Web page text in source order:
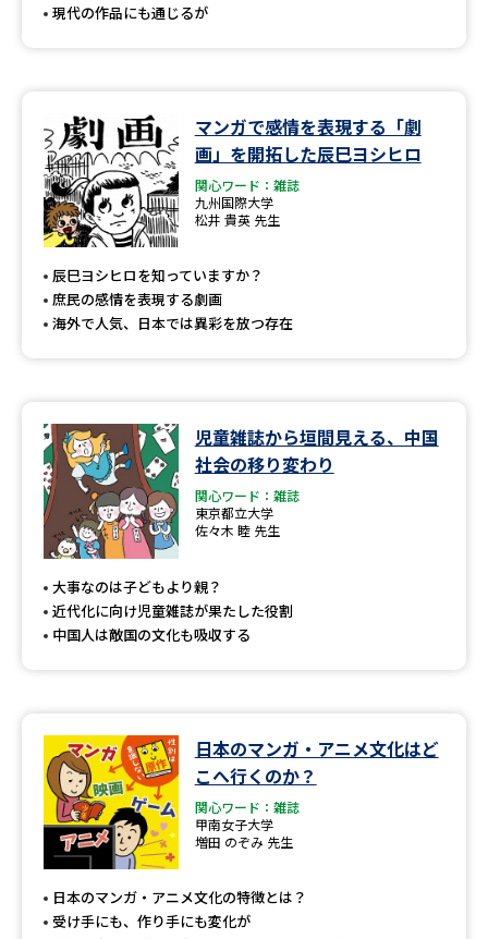
先輩が入学を決めた理由 テレメール全国一斉進学調査
新生活お役立ちガイド
学問発見
学問のミニ講義「夢ナビ講義」 学問分野解説
学問の教科書 夢ナビライブ
ユーザーサポート
Ｑ＆Ａ よくあるご質問
テレメール
お支払いサイト
個人情報取扱規定
特定商取引表記
テレメール進学カタログ
訂正のご案内
現代の作品にも通じるが
マンガで感情を表現する「劇
画」を開拓した辰巳ヨシヒロ
関心ワード：雑誌
九州国際大学
松井 貴英 先生
辰巳ヨシヒロを知っていますか？
庶民の感情を表現する劇画
海外で人気、日本では異彩を放つ存在
児童雑誌から垣間見える、中国
社会の移り変わり
関心ワード：雑誌
東京都立大学
佐々木 睦 先生
大事なのは子どもより親？
近代化に向け児童雑誌が果たした役割
中国人は敵国の文化も吸収する
日本のマンガ・アニメ文化はど
こへ行くのか？
関心ワード：雑誌
甲南女子大学
増田 のぞみ 先生
日本のマンガ・アニメ文化の特徴とは？
受け手にも、作り手にも変化が